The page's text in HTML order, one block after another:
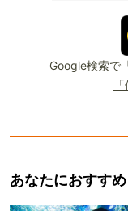
Google検索で
あなたにおすすめ